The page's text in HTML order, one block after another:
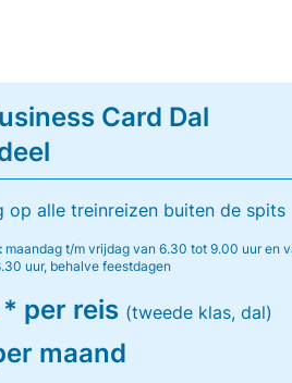
Card Dal
op alle treinreizen buiten de spits
maandag t/m vrijdag van 6.30 tot 9.00 uur en
uur, behalve feestdagen
per reis (tweede klas, dal)
maand